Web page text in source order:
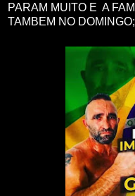
PARAM MUITO E A
TAMBEM NO DOMINGO;